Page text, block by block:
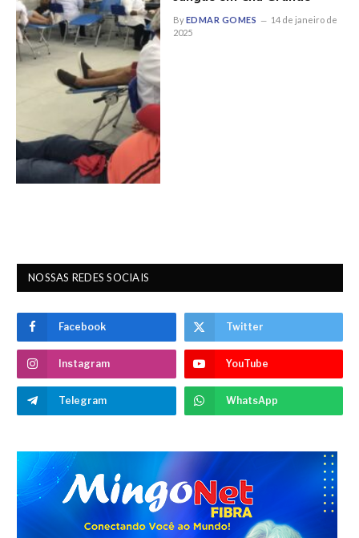
ByEDMAR GOMES
14 de janeiro de
2025
NOSSAS REDES SOCIAIS
Facebook Twitter
Instagram YouTube
Telegram WhatsApp